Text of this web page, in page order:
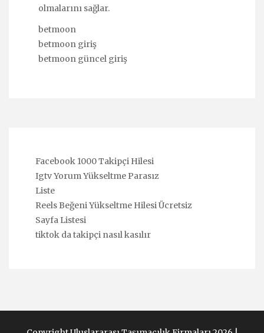
olmalarını sağlar.
betmoon
betmoon giriş
betmoon güncel giriş
Facebook 1000 Takipçi Hilesi
Igtv Yorum Yükseltme Parasız
Liste
Reels Beğeni Yükseltme Hilesi Ücretsiz
Sayfa Listesi
tiktok da takipçi nasıl kasılır